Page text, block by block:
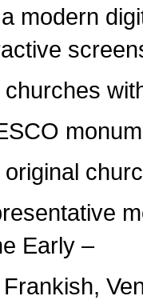
modern
within
Early –